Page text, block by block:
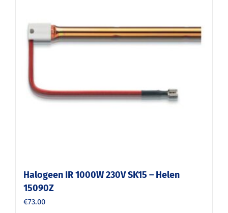
Halogeen IR 1000W 230V SK15 – Helen
15090Z
€73.00